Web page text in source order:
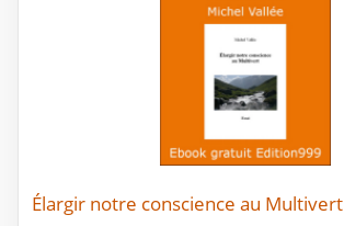
Élargir notre conscience au Multivert